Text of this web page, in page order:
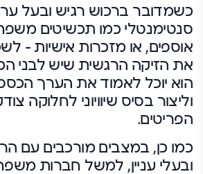
כשמדובר ברכוש רגיש ובעל
סנטימנטלי כמו תכשיטים
אוספים, או מזכרות אישיות –
את הזיקה הרגשית שיש לבני
הוא יוכל לאמוד את הערך
וליצור בסיס שיוויוני לחלוקה
הפריטים.
כמו כן, במצבים מורכבים עם
ובעלי עניין, למשל חברות